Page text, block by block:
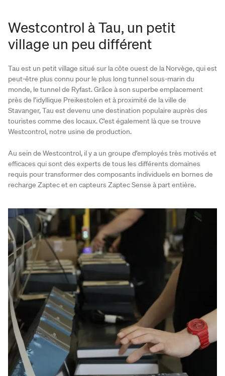
Westcontrol à Tau, un petit
village un peu différent
Tau est un petit village situé sur la côte ouest de la Norvège, qui est
peut-être plus connu pour le plus long tunnel sous-marin du
monde, le tunnel de Ryfast. Grâce à son superbe emplacement
près de l’idyllique Preikestolen et à proximité de la ville de
Stavanger, Tau est devenu une destination populaire auprès des
touristes comme des locaux. C’est également là que se trouve
Westcontrol, notre usine de production.
Au sein de Westcontrol, il y a un groupe d’employés très motivés et
efficaces qui sont des experts de tous les différents domaines
requis pour transformer des composants individuels en bornes de
recharge Zaptec et en capteurs Zaptec Sense à part entière.